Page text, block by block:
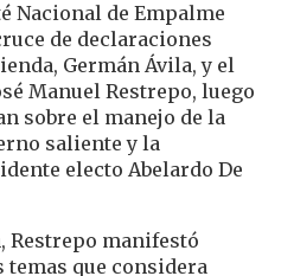
Nacional de Empalme
de declaraciones
Germán Ávila, y el
Manuel Restrepo, luego
sobre el manejo de la
saliente y la
electo Abelardo De
Restrepo manifestó
que considera